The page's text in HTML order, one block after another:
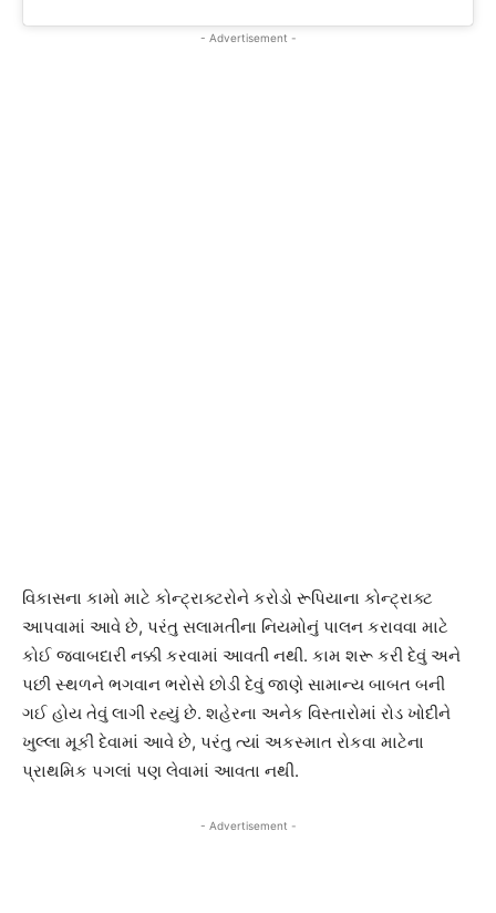
- Advertisement -
વિકાસના કામો માટે કોન્ટ્રાક્ટરોને કરોડો રૂપિયાના કોન્ટ્રાક્ટ
આપવામાં આવે છે, પરંતુ સલામતીના નિયમોનું પાલન કરાવવા માટે
કોઈ જવાબદારી નક્કી કરવામાં આવતી નથી. કામ શરૂ કરી દેવું અને
પછી સ્થળને ભગવાન ભરોસે છોડી દેવું જાણે સામાન્ય બાબત બની
ગઈ હોય તેવું લાગી રહ્યું છે. શહેરના અનેક વિસ્તારોમાં રોડ ખોદીને
ખુલ્લા મૂકી દેવામાં આવે છે, પરંતુ ત્યાં અકસ્માત રોકવા માટેના
પ્રાથમિક પગલાં પણ લેવામાં આવતા નથી.
- Advertisement -